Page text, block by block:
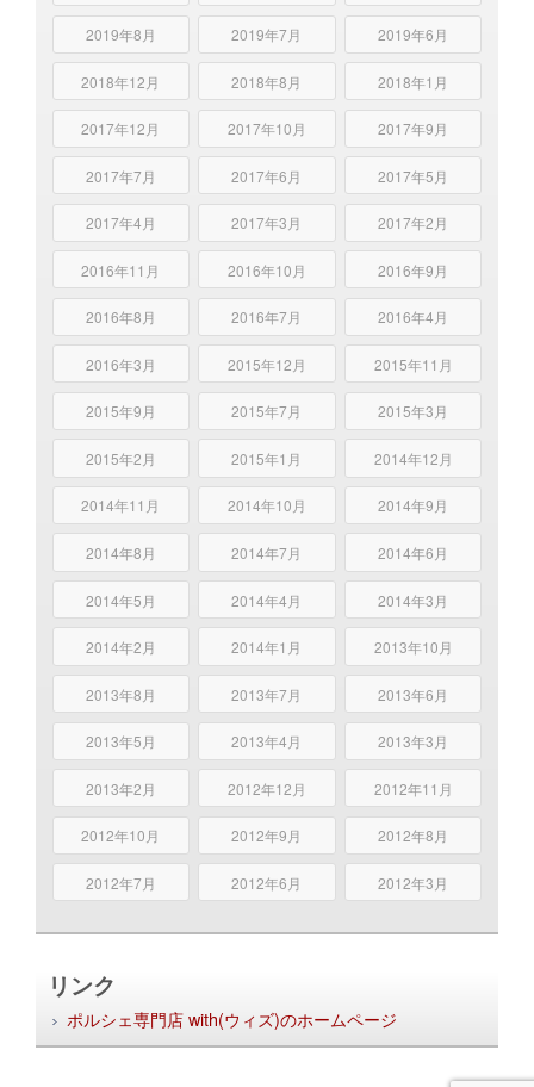
2019年8月 2019年7月 2019年6月
2018年12月 2018年8月 2018年1月
2017年12月 2017年10月 2017年9月
2017年7月 2017年6月 2017年5月
2017年4月 2017年3月 2017年2月
2016年11月 2016年10月 2016年9月
2016年8月 2016年7月 2016年4月
2016年3月 2015年12月 2015年11月
2015年9月 2015年7月 2015年3月
2015年2月 2015年1月 2014年12月
2014年11月 2014年10月 2014年9月
2014年8月 2014年7月 2014年6月
2014年5月 2014年4月 2014年3月
2014年2月 2014年1月 2013年10月
2013年8月 2013年7月 2013年6月
2013年5月 2013年4月 2013年3月
2013年2月 2012年12月 2012年11月
2012年10月 2012年9月 2012年8月
2012年7月 2012年6月 2012年3月
リンク
ポルシェ専門店 with(ウィズ)のホームページ